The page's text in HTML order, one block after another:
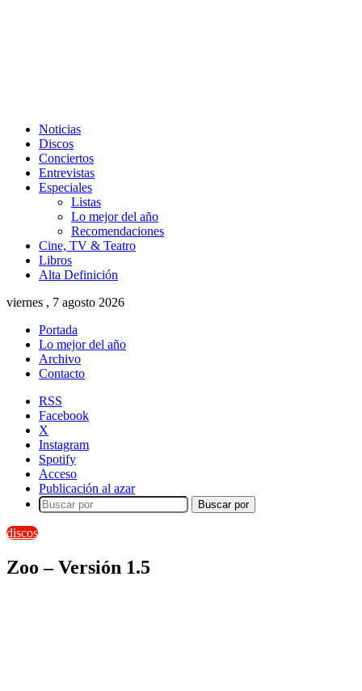
Noticias
Discos
Conciertos
Entrevistas
Especiales
Listas
Lo mejor del año
Recomendaciones
Cine, TV & Teatro
Libros
Alta Definición
viernes , 7 agosto 2026
Portada
Lo mejor del año
Archivo
Contacto
RSS
Facebook
X
Instagram
Spotify
Acceso
Publicación al azar
Buscar por
discos
Zoo – Versión 1.5